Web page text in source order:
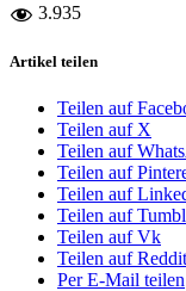
3.935
Artikel teilen
Teilen auf
Teilen auf X
Teilen auf
Teilen auf
Teilen auf
Teilen auf
Teilen auf Vk
Teilen auf Reddit
Per E-Mail teilen